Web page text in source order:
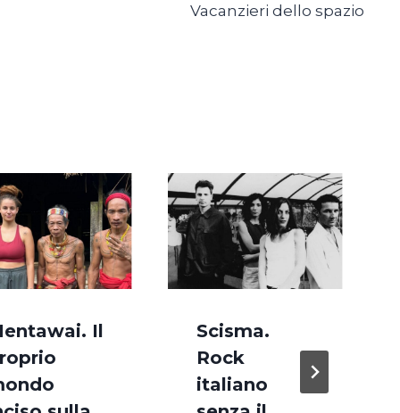
Vacanzieri dello spazio
Il
Scisma.
Rock
italiano